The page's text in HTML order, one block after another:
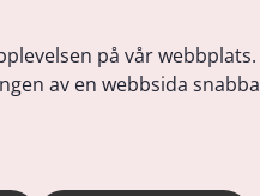
på vår webbplats.
av en webbsida